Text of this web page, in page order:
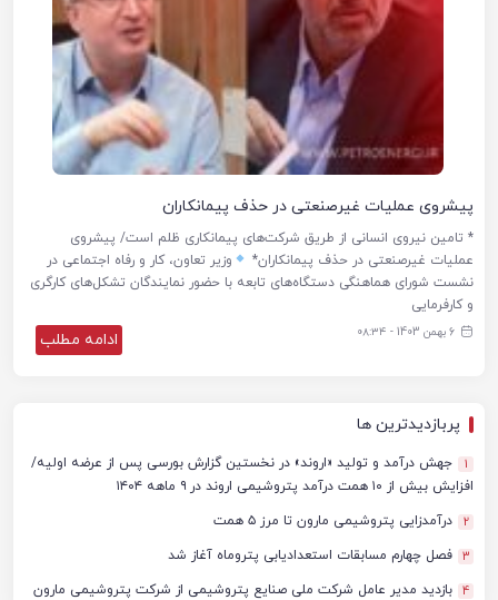
پیشروی عملیات غیرصنعتی در حذف پیمانکاران
* تامین نیروی انسانی از طریق شرکت‌های پیمانکاری ظلم است/ پیشروی
عملیات غیرصنعتی در حذف پیمانکاران*
وزیر تعاون، کار و رفاه اجتماعی در
نشست شورای هماهنگی دستگاه‌های تابعه با حضور نمایندگان تشکل‌های کارگری
و کارفرمایی
6 بهمن 1403 - ۰۸:۳۴ ادامه مطلب
پربازدیدترین ها
1
جهش درآمد و تولید «اروند» در نخستین گزارش بورسی پس از عرضه اولیه/
افزایش بیش از ۱۰ همت درآمد پتروشیمی اروند در ۹ ماهه ۱۴۰۴
2 درآمدزایی پتروشیمی مارون تا مرز ۵ همت
3 فصل چهارم مسابقات استعدادیابی پتروماه آغاز شد
4 بازدید مدیر عامل شرکت ملی صنایع پتروشیمی از شرکت پتروشیمی مارون